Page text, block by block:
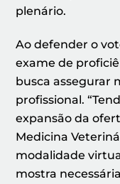
plenário.
Ao defender o
exame de
busca assegurar
profissional.
expansão da
Medicina
modalidade
mostra